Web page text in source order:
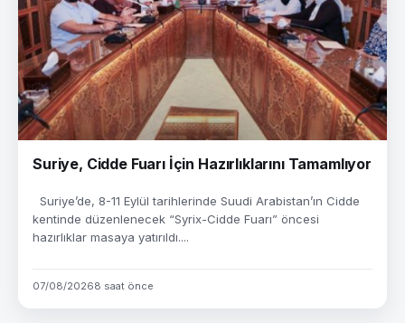
Suriye, Cidde Fuarı İçin Hazırlıklarını Tamamlıyor
Suriye’de, 8-11 Eylül tarihlerinde Suudi Arabistan’ın Cidde
kentinde düzenlenecek “Syrix-Cidde Fuarı” öncesi
hazırlıklar masaya yatırıldı....
07/08/20268 saat önce